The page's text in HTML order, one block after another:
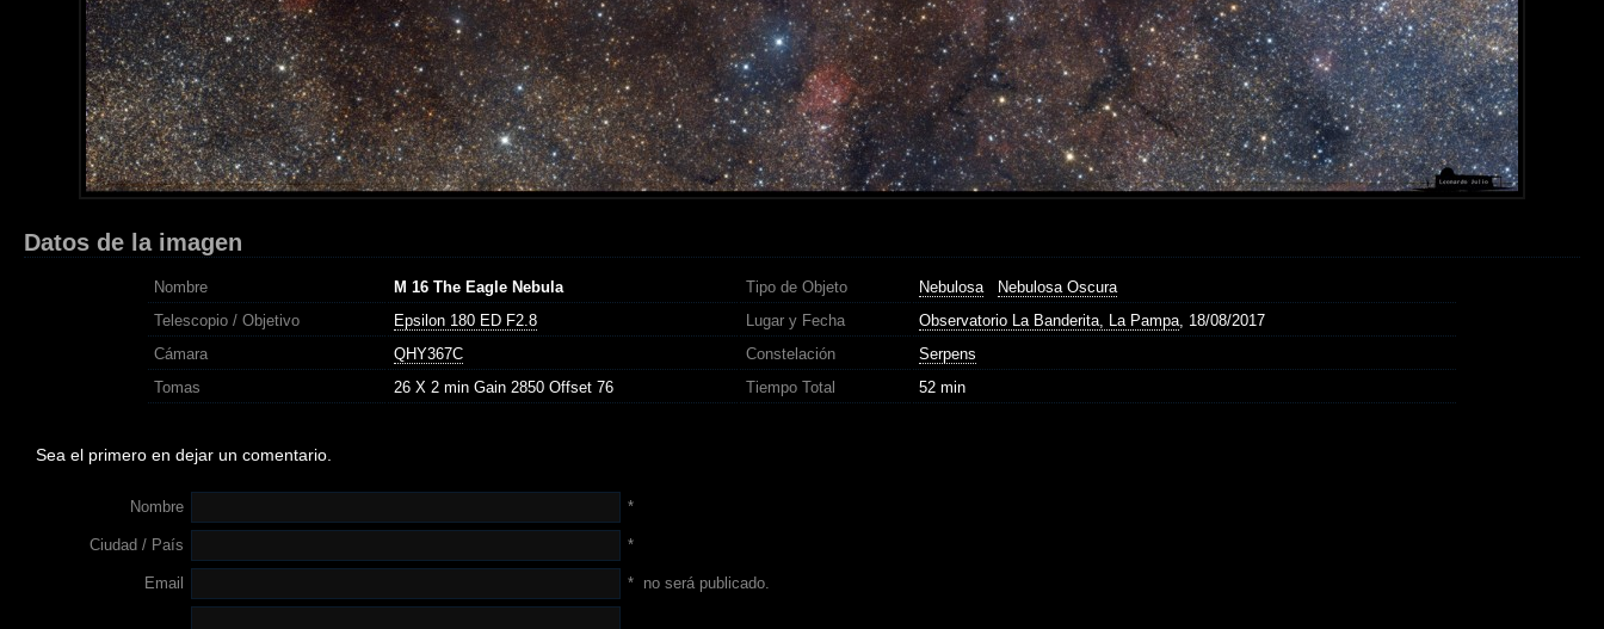
Datos de la imagen
Nombre M 16 The Eagle Nebula Tipo de Objeto Nebulosa
Nebulosa Oscura
Telescopio / Objetivo
Epsilon 180 ED F2.8 Lugar y Fecha Observatorio La Banderita, La Pampa, 18/08/2017
Cámara
QHY367C Constelación
Serpens
Tomas
26 X 2 min Gain 2850 Offset 76 Tiempo Total 52 min
Sea el primero en dejar un comentario.
Nombre *
Ciudad / País *
Email * no será publicado.